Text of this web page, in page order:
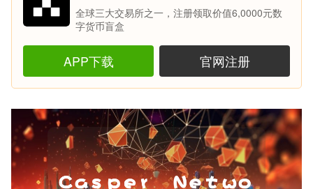
全球三大交易所之一，注册领取价值6,0000元数
字货币盲盒
APP下载 官网注册